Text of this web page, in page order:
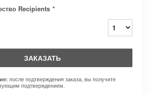
Recipients *
ЗАКАЗАТЬ
после подтверждения заказа, вы получите
подтверждением.